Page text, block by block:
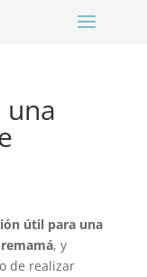
útil para una
, y
de realizar